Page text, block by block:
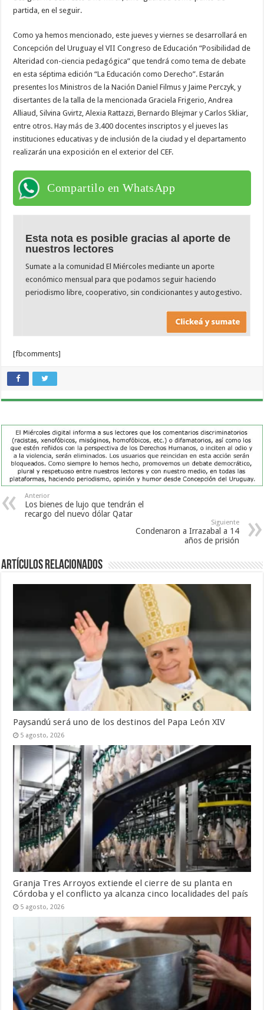
partida, en el seguir.
Como ya hemos mencionado, este jueves y viernes se desarrollará en
Concepción del Uruguay el VII Congreso de Educación “Posibilidad de
Alteridad con-ciencia pedagógica” que tendrá como tema de debate
en esta séptima edición “La Educación como Derecho”. Estarán
presentes los Ministros de la Nación Daniel Filmus y Jaime Perczyk, y
disertantes de la talla de la mencionada Graciela Frigerio, Andrea
Alliaud, Silvina Gvirtz, Alexia Rattazzi, Bernardo Blejmar y Carlos Skliar,
entre otros. Hay más de 3.400 docentes inscriptos y el jueves las
instituciones educativas y de inclusión de la ciudad y el departamento
realizarán una exposición en el exterior del CEF.
Compartilo en WhatsApp
Esta nota es posible gracias al aporte de
nuestros lectores
Sumate a la comunidad El Miércoles mediante un aporte
económico mensual para que podamos seguir haciendo
periodismo libre, cooperativo, sin condicionantes y autogestivo.
[fbcomments]
Anterior
Los bienes de lujo que tendrán el
recargo del nuevo dólar Qatar
Siguiente
Condenaron a Irrazabal a 14
años de prisión
Artículos Relacionados
Paysandú será uno de los destinos del Papa León XIV
5 agosto, 2026
Granja Tres Arroyos extiende el cierre de su planta en
Córdoba y el conflicto ya alcanza cinco localidades del país
5 agosto, 2026